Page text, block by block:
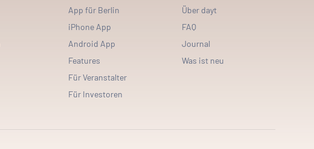
App für Berlin
iPhone App
Android App
Features
Für Veranstalter
Für Investoren
Über dayt
FAQ
Journal
Was ist neu